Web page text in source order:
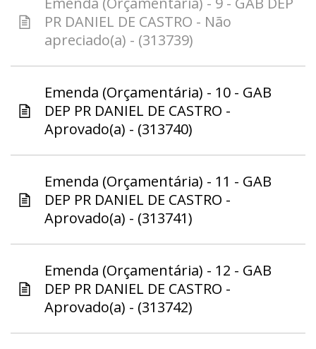
PR DANIEL DE CASTRO - Não
apreciado(a) - (313739)
Emenda (Orçamentária) - 10 - GAB
DEP PR DANIEL DE CASTRO -
Aprovado(a) - (313740)
Emenda (Orçamentária) - 11 - GAB
DEP PR DANIEL DE CASTRO -
Aprovado(a) - (313741)
Emenda (Orçamentária) - 12 - GAB
DEP PR DANIEL DE CASTRO -
Aprovado(a) - (313742)